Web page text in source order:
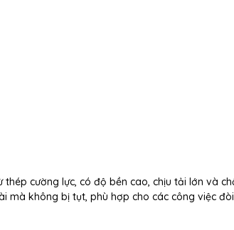
thép cường lực, có độ bền cao, chịu tải lớn và
mà không bị tụt, phù hợp cho các công việc